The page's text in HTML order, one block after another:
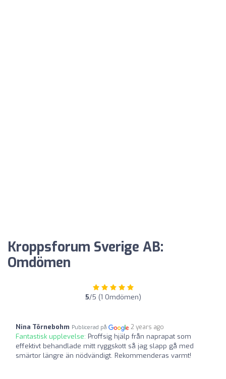
Kroppsforum Sverige AB:
Omdömen
5/5 (1 Omdömen)
Nina Törnebohm Publicerad på 2 years ago
Fantastisk upplevelse: Proffsig hjälp från naprapat som
effektivt behandlade mitt ryggskott så jag slapp gå med
smärtor längre än nödvändigt. Rekommenderas varmt!